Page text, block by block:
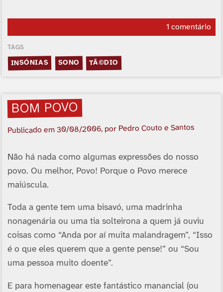
1 comentário
TAGS
INSÓNIAS SONO TÃ©DIO
BOM POVO
Publicado em30/08/2006, por Pedro Couto e Santos
Não há nada como algumas expressões do nosso
povo. Ou melhor, Povo! Porque o Povo merece
maiúscula.
Toda a gente tem uma bisavó, uma madrinha
nonagenária ou uma tia solteirona a quem já ouviu
coisas como “Anda por aí­ muita malandragem”, “Isso
é o que eles querem que a gente pense!” ou “Sou
uma pessoa muito doente”.
E para homenagear este fantástico manancial (ou